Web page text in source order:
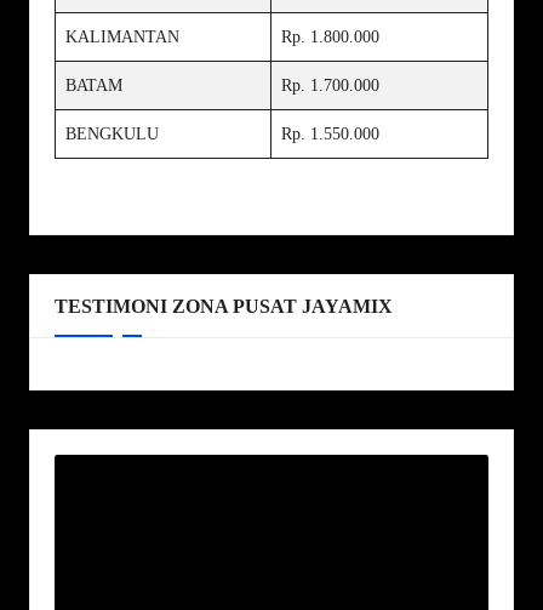
KALIMANTAN Rp. 1.800.000
BATAM Rp. 1.700.000
BENGKULU Rp. 1.550.000
TESTIMONI ZONA PUSAT JAYAMIX